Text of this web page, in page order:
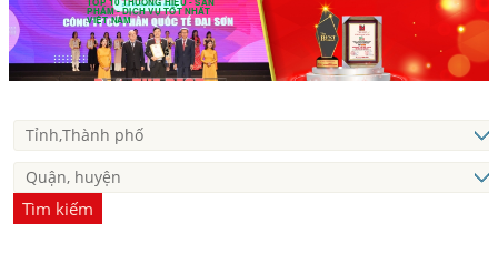
PHẨM - DỊCH VỤ TỐT NHẤT
VIỆT NAM
Tìm kiếm